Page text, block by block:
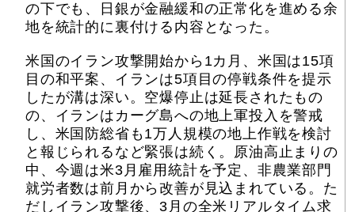
の下でも、日銀が金融緩和の正常化を進める余
地を統計的に裏付ける内容となった。
米国のイラン攻撃開始から1カ月、米国は15項
目の和平案、イランは5項目の停戦条件を提示
したが溝は深い。空爆停止は延長されたもの
の、イランはカーグ島への地上軍投入を警戒
し、米国防総省も1万人規模の地上作戦を検討
と報じられるなど緊張は続く。原油高止まりの
中、今週は米3月雇用統計を予定、非農業部門
就労者数は前月から改善が見込まれている。た
だしイラン攻撃後、3月の全米リアルタイム求